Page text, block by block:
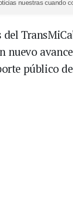
nuestras cuando
nuevo
público